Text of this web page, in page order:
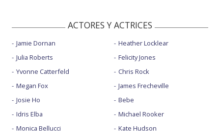
ACTORES Y ACTRICES
Jamie Dornan
Julia Roberts
Yvonne Catterfeld
Megan Fox
Josie Ho
Idris Elba
Monica Bellucci
Heather Locklear
Felicity Jones
Chris Rock
James Frecheville
Bebe
Michael Rooker
Kate Hudson